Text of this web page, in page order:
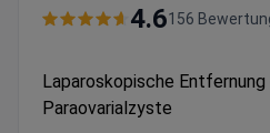
4.6156
Laparoskopische
Paraovarialzyste